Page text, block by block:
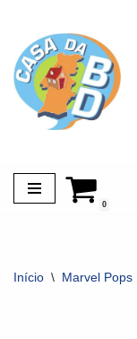
Avançar
para
o
conteúdo
0
Início \ Marvel Pops